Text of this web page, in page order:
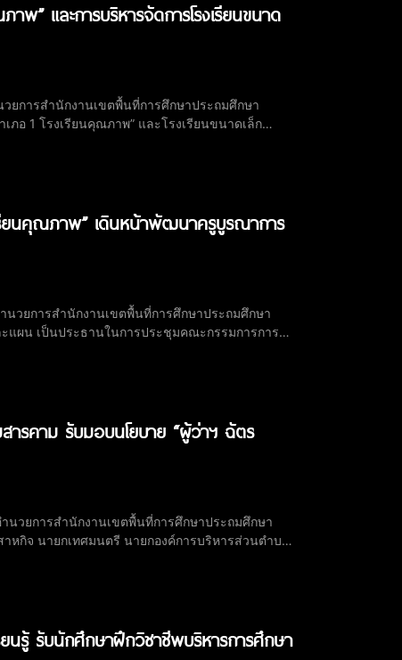
าพ” และการบริหารจัดการโรงเรียนขนาด
ยการสำนักงานเขตพื้นที่การศึกษาประถมศึกษา
ภอ 1 โรงเรียนคุณภาพ” และโรงเรียนขนาดเล็ก
รียนคุณภาพ” เดินหน้าพัฒนาครูบูรณาการ
วยการสำนักงานเขตพื้นที่การศึกษาประถมศึกษา
แผน เป็นประธานในการประชุมคณะกรรมการการ
ารคาม รับมอบนโยบาย “ผู้ว่าฯ ฉัตร
วยการสำนักงานเขตพื้นที่การศึกษาประถมศึกษา
หกิจ นายกเทศมนตรี นายกองค์การบริหารส่วนตำบล
นรู้ รับนักศึกษาฝึกวิชาชีพบริหารการศึกษา